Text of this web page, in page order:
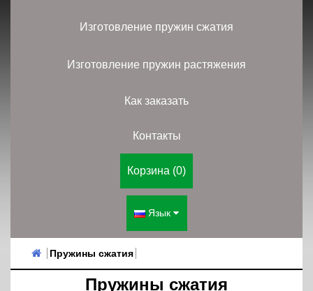
Изготовление пружин сжатия
Изготовление пружин растяжения
Как заказать
Контакты
Корзина (0)
Язык
Пружины сжатия
Пружины сжатия